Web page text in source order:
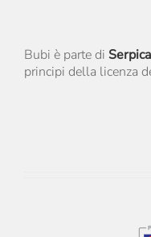
Bubi è parte di
principi della licenza